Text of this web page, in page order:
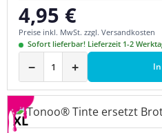
Regulärer Preis:
4,95 €
Preise inkl. MwSt. zzgl. Versandkosten
Sofort lieferbar! Lieferzeit 1-2
− +
XL